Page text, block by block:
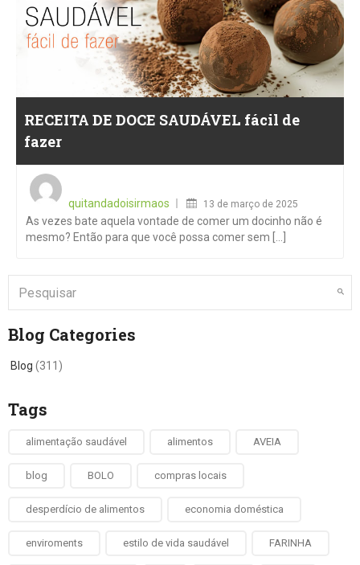
RECEITA DE DOCE SAUDÁVEL fácil de
fazer
quitandadoisirmaos
13 de março de 2025
As vezes bate aquela vontade de comer um docinho não é
mesmo? Então para que você possa comer sem [...]
Blog Categories
Blog (311)
Tags
alimentação saudável alimentos AVEIA
blog BOLO compras locais
desperdício de alimentos economia doméstica
enviroments estilo de vida saudável FARINHA